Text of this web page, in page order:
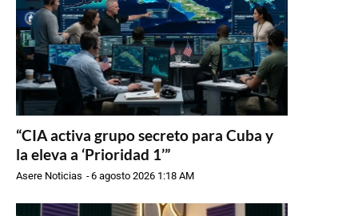
“CIA activa grupo secreto para Cuba y
la eleva a ‘Prioridad 1’”
Asere Noticias -6 agosto 2026 1:18 AM